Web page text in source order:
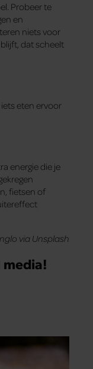
Probeer te
en
niets voor
dat scheelt
eten ervoor
energie die je
fietsen of
via Unsplash